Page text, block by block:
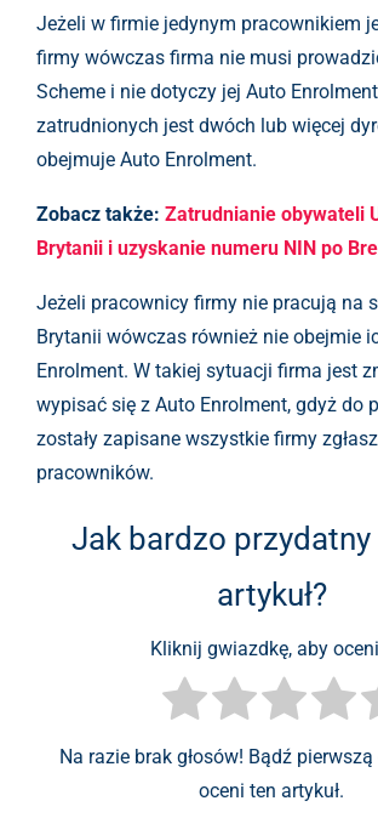
Jeżeli w firmie jedynym pracownikiem
firmy wówczas firma nie musi
Scheme i nie dotyczy jej Auto
zatrudnionych jest dwóch lub więcej
obejmuje Auto Enrolment.
Zobacz także: Zatrudnianie obywateli
Brytanii i uzyskanie numeru NIN po
Jeżeli pracownicy firmy nie pracują na
Brytanii wówczas również nie obejmie
Enrolment. W takiej sytuacji firma jest
wypisać się z Auto Enrolment, gdyż do
zostały zapisane wszystkie firmy
pracowników.
Jak bardzo przydatny
artykuł?
Kliknij gwiazdkę, aby
Na razie brak głosów! Bądź
oceni ten artykuł.